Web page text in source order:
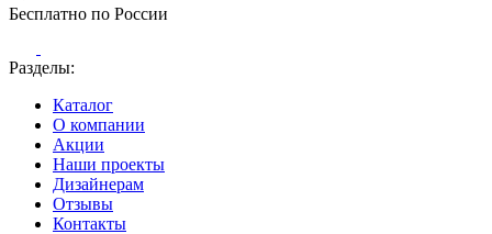
Бесплатно по России
Разделы:
Каталог
О компании
Акции
Наши проекты
Дизайнерам
Отзывы
Контакты